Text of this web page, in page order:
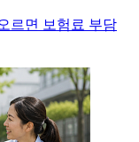
르면 보험료 부담